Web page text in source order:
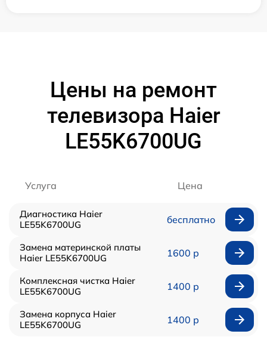
Цены на ремонт
телевизора Haier
LE55K6700UG
Услуга Цена
Диагностика Haier
LE55K6700UG
бесплатно
Замена материнской платы
Haier LE55K6700UG
1600 р
Комплексная чистка Haier
LE55K6700UG
1400 р
Замена корпуса Haier
LE55K6700UG
1400 р